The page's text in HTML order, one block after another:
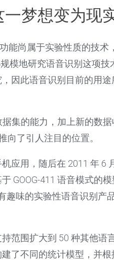
梦想变为现
能尚属于实验性质的技
模地研究语音识别这项
因此语音识别目前的用
集的能力，加上新的数
向了引人注目的位置。
应用，随后在 2011 年 6
GOOG-411 语音模式的
趣味的实验性语音识别产
范围扩大到 50 种其他语
了不同的统计模型，并根